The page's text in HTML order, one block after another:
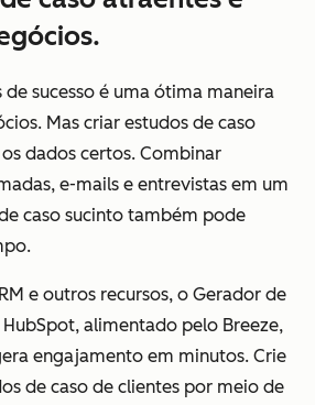
sucesso é uma ótima maneira
Mas criar estudos de caso
dados certos. Combinar
e-mails e entrevistas em um
caso sucinto também pode
e outros recursos, o Gerador de
HubSpot, alimentado pelo Breeze,
engajamento em minutos. Crie
de caso de clientes por meio de